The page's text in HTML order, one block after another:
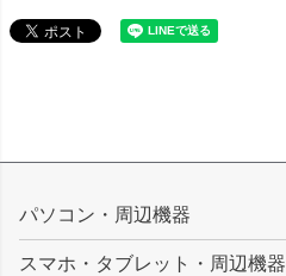
パソコン・周辺機器
スマホ・タブレット・周辺機器